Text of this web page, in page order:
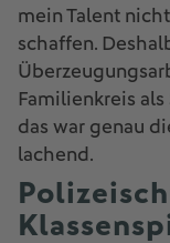
mein Talent
schaffen.
Familienkreis
das war genau
lachend.